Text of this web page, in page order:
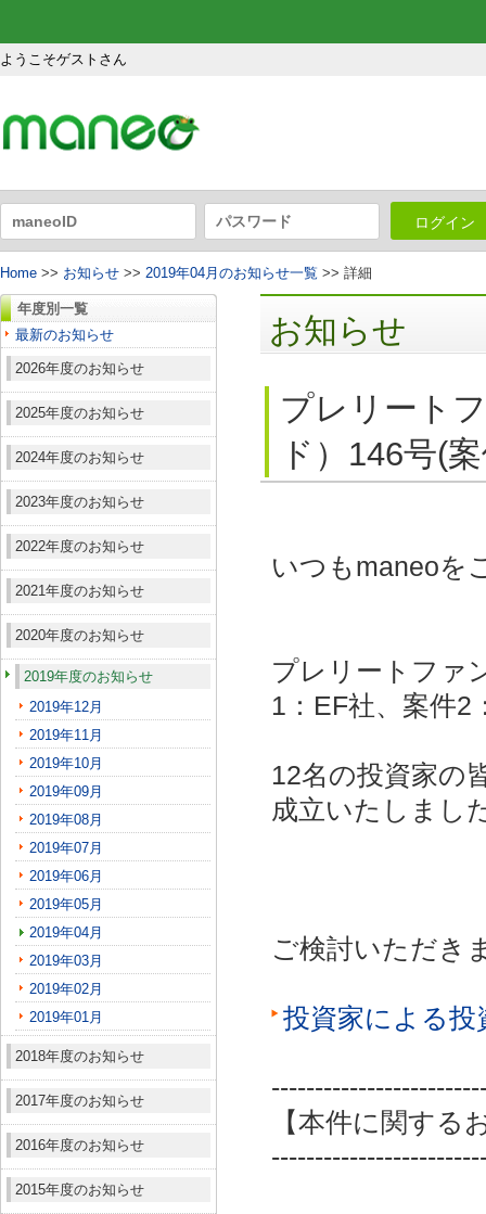
ようこそゲストさん
ログイン
Home >> お知らせ >> 2019年04月のお知らせ一覧 >> 詳細
年度別一覧
最新のお知らせ
2026年度のお知らせ
2025年度のお知らせ
2024年度のお知らせ
2023年度のお知らせ
2022年度のお知らせ
2021年度のお知らせ
2020年度のお知らせ
2019年度のお知らせ
2019年12月
2019年11月
2019年10月
2019年09月
2019年08月
2019年07月
2019年06月
2019年05月
2019年04月
2019年03月
2019年02月
2019年01月
2018年度のお知らせ
2017年度のお知らせ
2016年度のお知らせ
2015年度のお知らせ
お知らせ
プレリート
ド）146号(
いつもmaneoを
プレリートファ
1：EF社、案件2
12名の投資家の
成立いたしまし
ご検討いただき
投資家による
【本件に関する